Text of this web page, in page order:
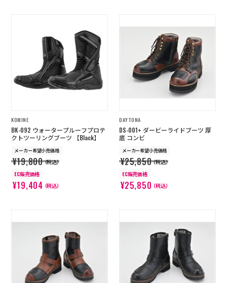
KOMINE
BK-092 ウォータープルーフプロテ
クトツーリングブーツ 【Black】
メーカー希望小売価格
¥19,800（税込）
EC販売価格
¥19,404（税込）
DAYTONA
DS-001+ ダービーライドブーツ 厚
底 コンビ
メーカー希望小売価格
¥25,850（税込）
EC販売価格
¥25,850（税込）